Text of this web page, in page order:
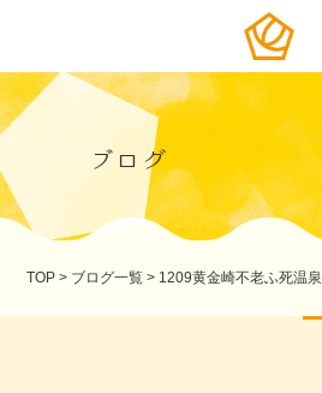
ブログ
TOP > ブログ一覧 > 1209黄金崎不老ふ死温泉